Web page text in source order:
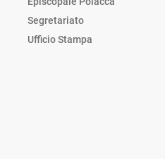
Segretariato
Ufficio Stampa